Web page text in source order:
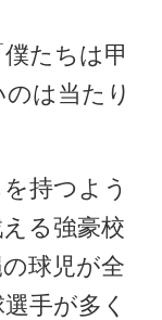
たちは甲
は当たり
持つよう
る強豪校
球児が全
手が多く